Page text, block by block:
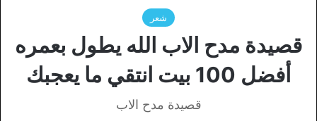
شعر
قصيدة مدح الاب الله يطول بعمره
أفضل 100 بيت انتقي ما يعجبك
قصيدة مدح الاب